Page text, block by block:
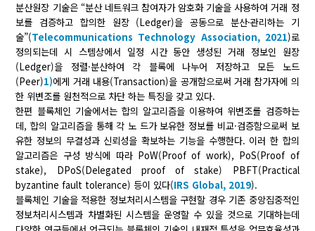
분산원장 기술은 “분산 네트워크 참여자가 암호화 기술을 사용하여 거래 정
보를 검증하고 합의한 원장 (Ledger)을 공동으로 분산·관리하는 기
술”(Telecommunications Technology Association, 2021)로
정의되는데 시 스템상에서 일정 시간 동안 생성된 거래 정보인 원장
(Ledger)을 정렬·분산하여 각 블록에 나누어 저장하고 모든 노드
(Peer)1)에게 거래 내용(Transaction)을 공개함으로써 거래 참가자에 의
한 위변조를 원천적으로 차단 하는 특징을 갖고 있다.
한편 블록체인 기술에서는 합의 알고리즘을 이용하여 위변조를 검증하는
데, 합의 알고리즘을 통해 각 노 드가 보유한 정보를 비교·검증함으로써 보
유한 정보의 무결성과 신뢰성을 확보하는 기능을 수행한다. 이러 한 합의
알고리즘은 구성 방식에 따라 PoW(Proof of work), PoS(Proof of
stake), DPoS(Delegated proof of stake) PBFT(Practical
byzantine fault tolerance) 등이 있다(IRS Global, 2019).
블록체인 기술을 적용한 정보처리시스템을 구현할 경우 기존 중앙집중적인
정보처리시스템과 차별화된 시스템을 운영할 수 있을 것으로 기대하는데